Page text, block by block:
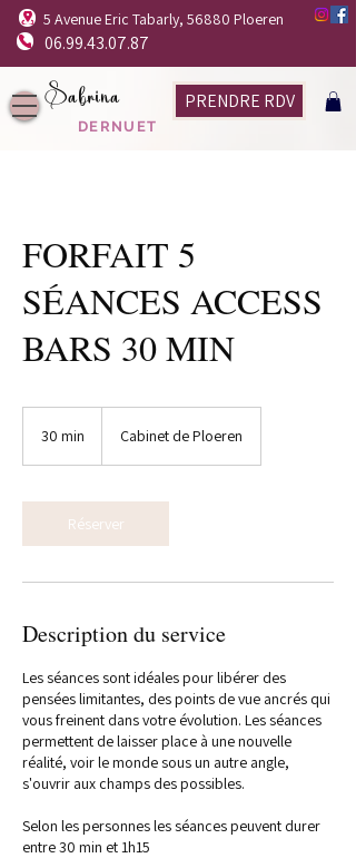
Sabrina
DERNUET
5 Avenue Eric Tabarly, 56880 Ploeren
06.99.43.07.87
PRENDRE RDV
FORFAIT 5
SÉANCES ACCESS
BARS 30 MIN
30 min
i
n
Cabinet de Ploeren
Réserver
Description du service
Les séances sont idéales pour libérer des
pensées limitantes, des points de vue ancrés qui
vous freinent dans votre évolution. Les séances
permettent de laisser place à une nouvelle
réalité, voir le monde sous un autre angle,
s'ouvrir aux champs des possibles.
Selon les personnes les séances peuvent durer
entre 30 min et 1h15